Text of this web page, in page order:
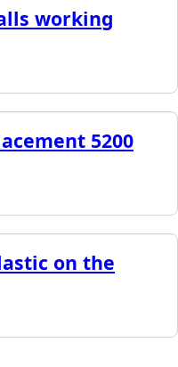
working
5200
on the